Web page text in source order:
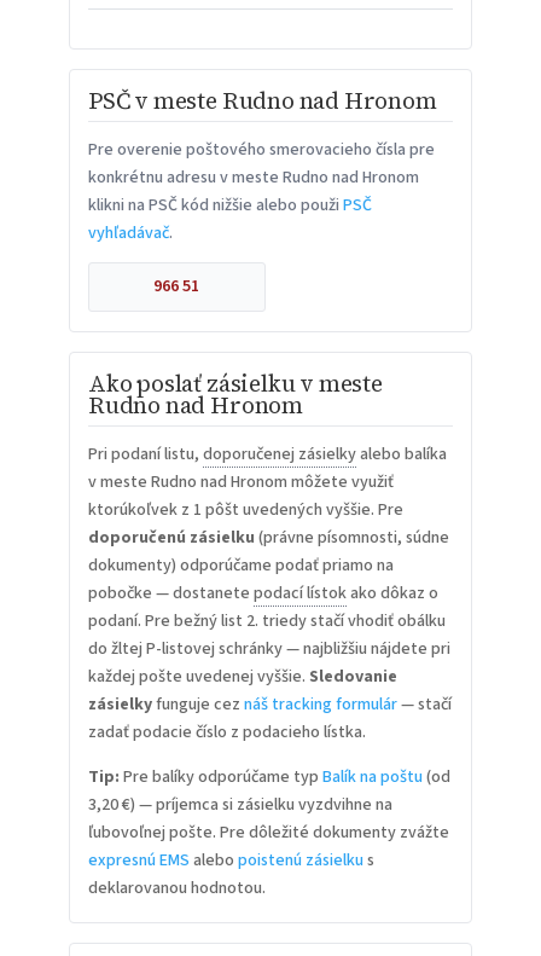
PSČ v meste Rudno nad Hronom
Pre overenie poštového smerovacieho čísla pre
konkrétnu adresu v meste Rudno nad Hronom
klikni na PSČ kód nižšie alebo použi PSČ
vyhľadávač.
966 51
Ako poslať zásielku v meste
Rudno nad Hronom
Pri podaní listu, doporučenej zásielkyalebo balíka
v meste Rudno nad Hronom môžete využiť
ktorúkoľvek z 1 pôšt uvedených vyššie. Pre
doporučenú zásielku (právne písomnosti, súdne
dokumenty) odporúčame podať priamo na
pobočke — dostanete podací lístokako dôkaz o
podaní. Pre bežný list 2. triedy stačí vhodiť obálku
do žltej P-listovej schránky — najbližšiu nájdete pri
každej pošte uvedenej vyššie. Sledovanie
zásielkyfunguje cez náš tracking formulár— stačí
zadať podacie číslo z podacieho lístka.
Tip: Pre balíky odporúčame typ Balík na poštu (od
3,20 €) — príjemca si zásielku vyzdvihne na
ľubovoľnej pošte. Pre dôležité dokumenty zvážte
expresnú EMS alebo poistenú zásielku s
deklarovanou hodnotou.